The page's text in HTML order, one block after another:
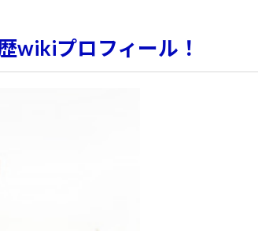
wikiプロフィール！